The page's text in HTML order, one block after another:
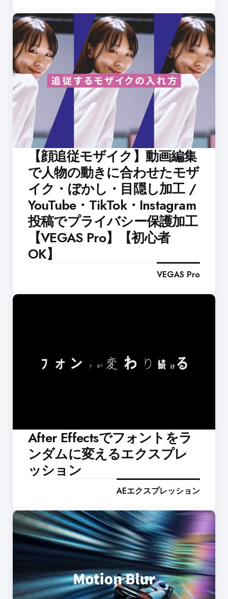
【顔追従モザイク】動画編集
で人物の動きに合わせたモザ
イク・ぼかし・目隠し加工 /
YouTube・TikTok・Instagram
投稿でプライバシー保護加工
【VEGAS Pro】【初心者
OK】
VEGAS Pro
After Effectsでフォントをラ
ンダムに変えるエクスプレ
ッション
AEエクスプレッション